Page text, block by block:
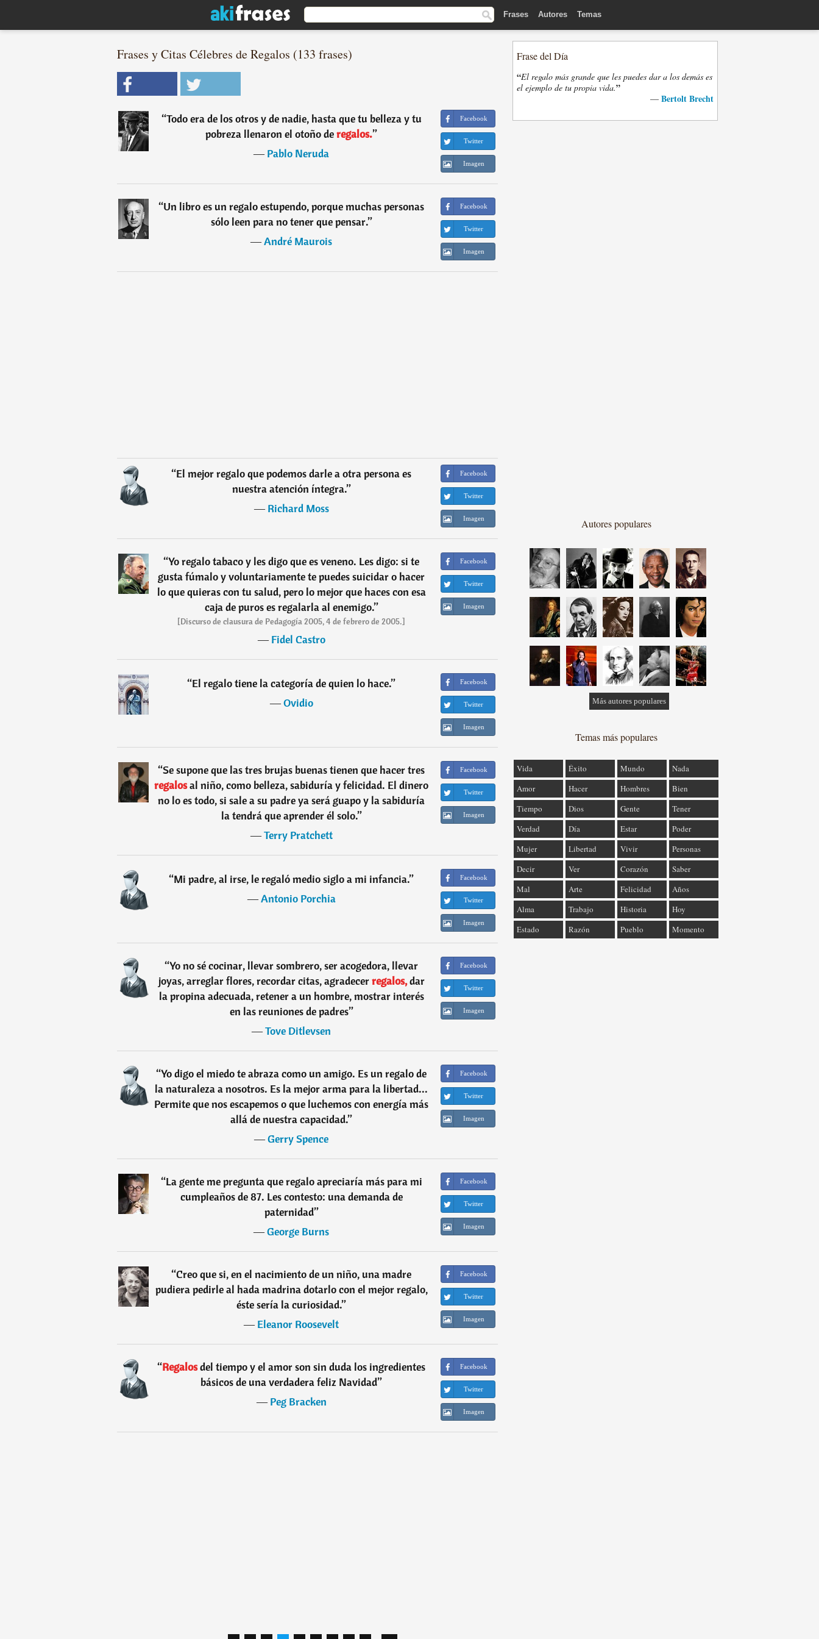
Frases Autores Temas
Frases y Citas Célebres de Regalos (133 frases)
“Todo era de los otros y de nadie, hasta que tu belleza y tu
pobreza llenaron el otoño deregalos.”
―Pablo Neruda
Facebook
Twitter
Imagen
“Un libro es un regalo estupendo, porque muchas personas
sólo leen para no tener que pensar.”
―André Maurois
Facebook
Twitter
Imagen
“El mejor regalo que podemos darle a otra persona es
nuestra atención íntegra.”
―Richard Moss
Facebook
Twitter
Imagen
“Yo regalo tabaco y les digo que es veneno. Les digo: si te
gusta fúmalo y voluntariamente te puedes suicidar o hacer
lo que quieras con tu salud, pero lo mejor que haces con esa
caja de puros es regalarla al enemigo.”
[Discurso de clausura de Pedagogía 2005, 4 de febrero de 2005.]
―Fidel Castro
Facebook
Twitter
Imagen
“El regalo tiene la categoría de quien lo hace.”
―Ovidio
Facebook
Twitter
Imagen
“Se supone que las tres brujas buenas tienen que hacer tres
regalosal niño, como belleza, sabiduría y felicidad. El dinero
no lo es todo, si sale a su padre ya será guapo y la sabiduría
la tendrá que aprender él solo.”
―Terry Pratchett
Facebook
Twitter
Imagen
“Mi padre, al irse, le regaló medio siglo a mi infancia.”
―Antonio Porchia
Facebook
Twitter
Imagen
“Yo no sé cocinar, llevar sombrero, ser acogedora, llevar
joyas, arreglar flores, recordar citas, agradecerregalos,dar
la propina adecuada, retener a un hombre, mostrar interés
en las reuniones de padres”
―Tove Ditlevsen
Facebook
Twitter
Imagen
“Yo digo el miedo te abraza como un amigo. Es un regalo de
la naturaleza a nosotros. Es la mejor arma para la libertad...
Permite que nos escapemos o que luchemos con energía más
allá de nuestra capacidad.”
―Gerry Spence
Facebook
Twitter
Imagen
“La gente me pregunta que regalo apreciaría más para mi
cumpleaños de 87. Les contesto: una demanda de
paternidad”
―George Burns
Facebook
Twitter
Imagen
“Creo que si, en el nacimiento de un niño, una madre
pudiera pedirle al hada madrina dotarlo con el mejor regalo,
éste sería la curiosidad.”
―Eleanor Roosevelt
Facebook
Twitter
Imagen
“Regalosdel tiempo y el amor son sin duda los ingredientes
básicos de una verdadera feliz Navidad”
―Peg Bracken
Facebook
Twitter
Imagen
Frase del Día
“El regalo más grande que les puedes dar a los demás es
el ejemplo de tu propia vida.”
— Bertolt Brecht
Autores populares
Más autores populares
Temas más populares
Vida Éxito Mundo
Nada
Amor
Hacer Hombres
Bien
Tiempo
Dios Gente
Tener
Verdad
Día Estar
Poder
Mujer
Libertad Vivir
Personas
Decir
Ver Corazón
Saber
Mal
Arte Felicidad
Años
Alma
Trabajo Historia
Hoy
Estado
Razón Pueblo Momento